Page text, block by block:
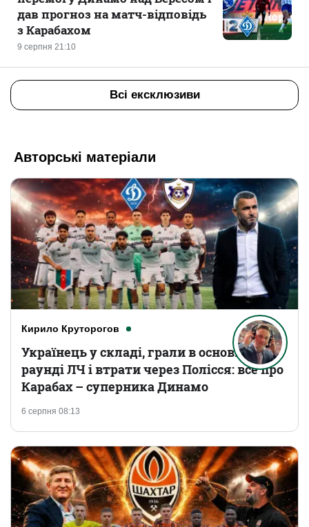
9 серпня 21:10
дав прогноз на матч-відповідь
з Карабахом
Всі ексклюзиви
Авторські матеріали
Кирило Круторогов
6 серпня 08:13
Українець у складі, грали в основному
раунді ЛЧ і втрати через Полісся: все про
Карабах – суперника Динамо